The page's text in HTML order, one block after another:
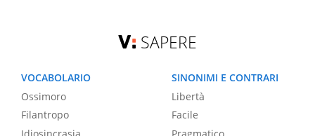
SAPERE
VOCABOLARIO
Ossimoro
Filantropo
SINONIMI E CONTRARI
Libertà
Facile